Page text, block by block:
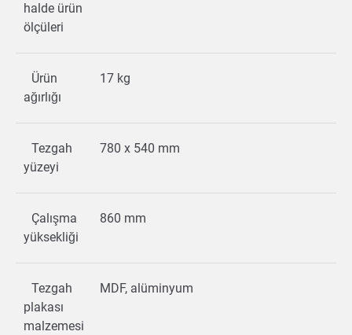
halde ürün
ölçüleri
Ürün
ağırlığı
17 kg
Tezgah
yüzeyi
780 x 540 mm
Çalışma
yüksekliği
860 mm
Tezgah
plakası
malzemesi
MDF, alüminyum